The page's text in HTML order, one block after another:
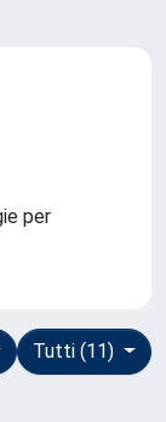
per
Tutti (11)